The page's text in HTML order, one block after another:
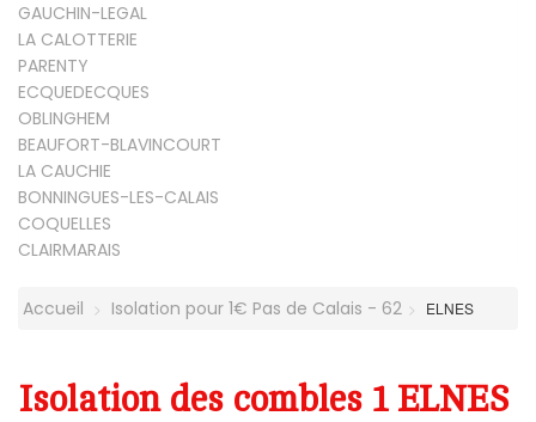
GAUCHIN-LEGAL
LA CALOTTERIE
PARENTY
ECQUEDECQUES
OBLINGHEM
BEAUFORT-BLAVINCOURT
LA CAUCHIE
BONNINGUES-LES-CALAIS
COQUELLES
CLAIRMARAIS
Accueil Isolation pour 1€ Pas de Calais - 62 ELNES
Isolation des combles 1 ELNES